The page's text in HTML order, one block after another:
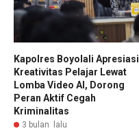
Kapolres Boyolali Apresiasi
Kreativitas Pelajar Lewat
Lomba Video AI, Dorong
Peran Aktif Cegah
Kriminalitas
3 bulan lalu